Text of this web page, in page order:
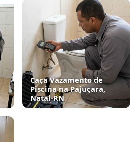
Caça Vazamento de
Piscina na Pajuçara,
Natal‑RN